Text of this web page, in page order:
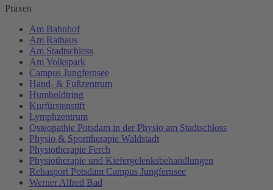
Praxen
Am Bahnhof
Am Rathaus
Am Stadtschloss
Am Volkspark
Campus Jungfernsee
Hand- & Fußzentrum
Humboldtring
Kurfürstenstift
Lymphzentrum
Osteopathie Potsdam in der Physio am Stadtschloss
Physio & Sporttherapie Waldstadt
Physiotherapie Ferch
Physiotherapie und Kiefergelenksbehandlungen
Rehasport Potsdam Campus Jungfernsee
Werner Alfred Bad